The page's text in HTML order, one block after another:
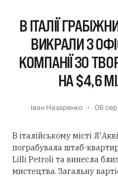
В ІТАЛІЇ
ВИКРАЛИ З
КОМПАНІЇ 30
НА $4,6
Іван Назаренко 08
В італійському місті
пограбувала штаб-
Lilli Petroli та винесла
мистецтва. Загальну